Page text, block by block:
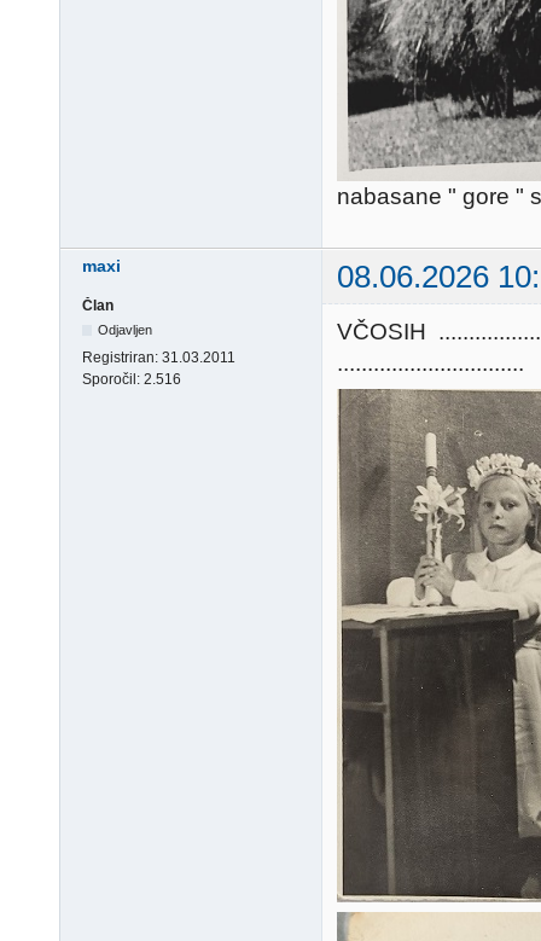
nabasane " gore "
maxi 08.06.2026
Član
Odjavljen
Registriran: 31.03.2011
Sporočil: 2.516
VČOSIH
...............................